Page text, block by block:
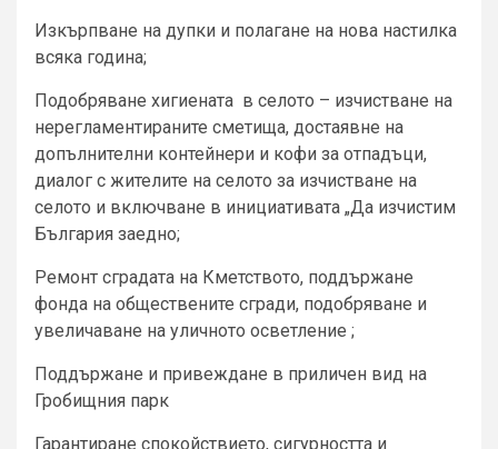
Изкърпване на дупки и полагане на нова настилка
всяка година;
Подобряване хигиената в селото – изчистване на
нерегламентираните сметища, достаявне на
допълнителни контейнери и кофи за отпадъци,
диалог с жителите на селото за изчистване на
селото и включване в инициативата „Да изчистим
България заедно;
Ремонт сградата на Кметството, поддържане
фонда на обществените сгради, подобряване и
увеличаване на уличното осветление ;
Поддържане и привеждане в приличен вид на
Гробищния парк
Гарантиране спокойствието, сигурността и